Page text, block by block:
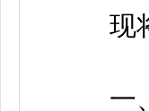
现将
一、